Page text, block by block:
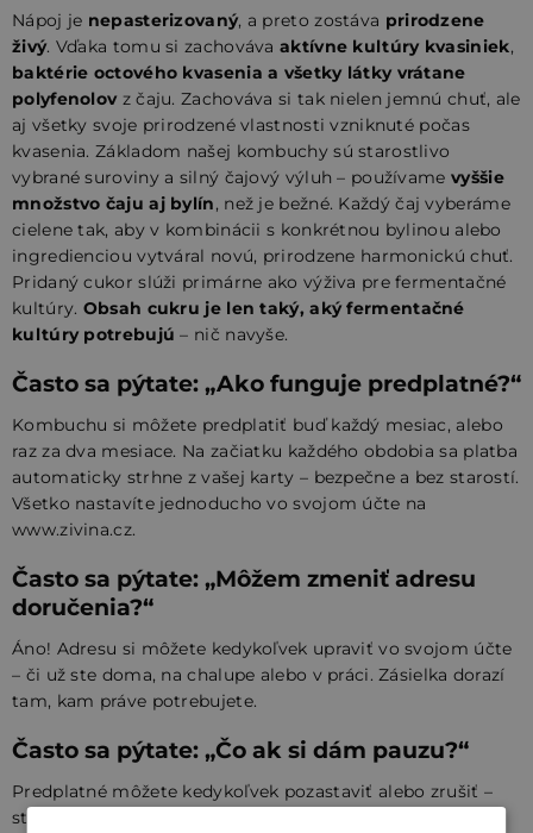
Nápoj je nepasterizovaný, a preto zostáva prirodzene
živý. Vďaka tomu si zachovávaaktívne kultúry kvasiniek,
baktérie octového kvasenia a všetky látky vrátane
polyfenolovz čaju. Zachováva si tak nielen jemnú chuť, ale
aj všetky svoje prirodzené vlastnosti vzniknuté počas
kvasenia. Základom našej kombuchy sú starostlivo
vybrané suroviny a silný čajový výluh – používame vyššie
množstvo čaju aj bylín, než je bežné. Každý čaj vyberáme
cielene tak, aby v kombinácii s konkrétnou bylinou alebo
ingredienciou vytváral novú, prirodzene harmonickú chuť.
Pridaný cukor slúži primárne ako výživa pre fermentačné
kultúry. Obsah cukru je len taký, aký fermentačné
kultúry potrebujú – nič navyše.
Často sa pýtate: „Ako funguje predplatné?“
Kombuchu si môžete predplatiť buď každý mesiac, alebo
raz za dva mesiace. Na začiatku každého obdobia sa platba
automaticky strhne z vašej karty – bezpečne a bez starostí.
Všetko nastavíte jednoducho vo svojom účte na
www.zivina.cz.
Často sa pýtate: „Môžem zmeniť adresu
doručenia?“
Áno! Adresu si môžete kedykoľvek upraviť vo svojom účte
– či už ste doma, na chalupe alebo v práci. Zásielka dorazí
tam, kam práve potrebujete.
Často sa pýtate: „Čo ak si dám pauzu?“
Predplatné môžete kedykoľvek pozastaviť alebo zrušiť –
stačí to urobiť pred začiatkom ďalšieho obdobia. Už